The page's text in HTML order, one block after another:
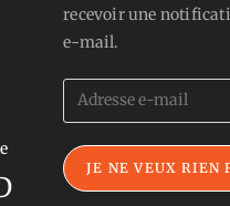
recevoir une
e-mail.
Adresse
e-
mail
JE NE VEUX RIEN